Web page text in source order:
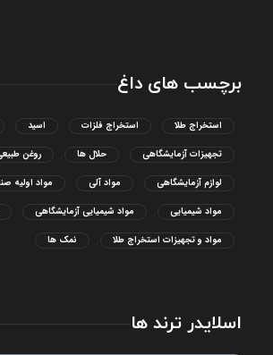
برچسب های داغ
استخراج طلا استخراج فلزات اسید
تجهیزات آزمایشگاهی حلال ها روغن
لوازم آزمایشگاهی مواد آلی مواد اولیه
مواد شیمیایی مواد شیمیایی آزمایشگاهی
مواد و تجهیزات استخراج طلا نمک ها
اسلایدر ترند ها